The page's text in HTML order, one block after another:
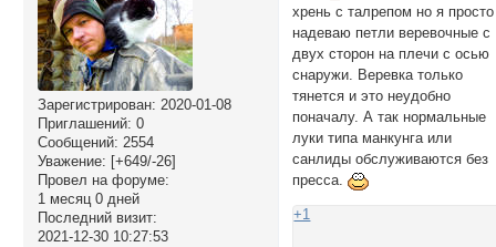
Зарегистрирован: 2020-01-08
Приглашений: 0
Сообщений: 2554
Уважение: [+649/-26]
Провел на форуме:
1 месяц 0 дней
Последний визит:
2021-12-30 10:27:53
хрень с талрепом но я просто
надеваю петли веревочные с
двух сторон на плечи с осью
снаружи. Веревка только
тянется и это неудобно
поначалу. А так нормальные
луки типа манкунга или
санлиды обслуживаются без
пресса.
+1